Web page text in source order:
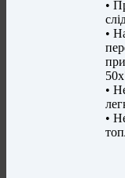
•
•
•
•